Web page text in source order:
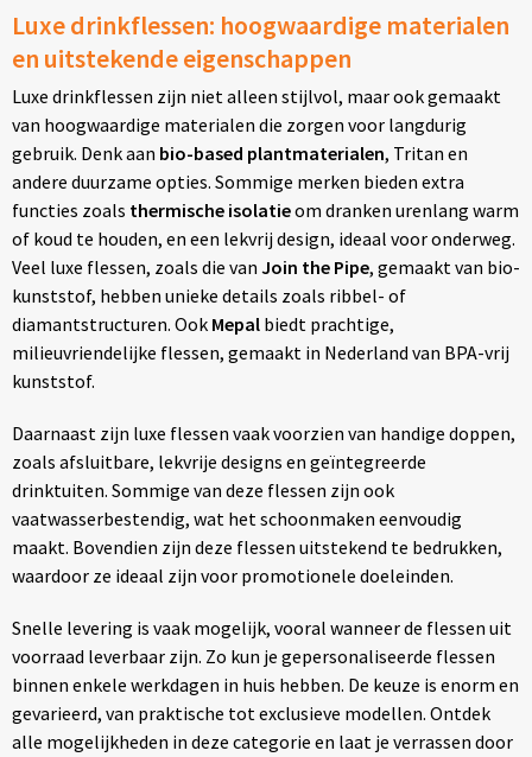
Luxe drinkflessen: hoogwaardige materialen
en uitstekende eigenschappen
Luxe drinkflessen zijn niet alleen stijlvol, maar ook gemaakt
van hoogwaardige materialen die zorgen voor langdurig
gebruik. Denk aan bio-based plantmaterialen, Tritan en
andere duurzame opties. Sommige merken bieden extra
functies zoals thermische isolatieom dranken urenlang warm
of koud te houden, en een lekvrij design, ideaal voor onderweg.
Veel luxe flessen, zoals die van Join the Pipe, gemaakt van bio-
kunststof, hebben unieke details zoals ribbel- of
diamantstructuren. Ook Mepalbiedt prachtige,
milieuvriendelijke flessen, gemaakt in Nederland van BPA-vrij
kunststof.
Daarnaast zijn luxe flessen vaak voorzien van handige doppen,
zoals afsluitbare, lekvrije designs en geïntegreerde
drinktuiten. Sommige van deze flessen zijn ook
vaatwasserbestendig, wat het schoonmaken eenvoudig
maakt. Bovendien zijn deze flessen uitstekend te bedrukken,
waardoor ze ideaal zijn voor promotionele doeleinden.
Snelle levering is vaak mogelijk, vooral wanneer de flessen uit
voorraad leverbaar zijn. Zo kun je gepersonaliseerde flessen
binnen enkele werkdagen in huis hebben. De keuze is enorm en
gevarieerd, van praktische tot exclusieve modellen. Ontdek
alle mogelijkheden in deze categorie en laat je verrassen door